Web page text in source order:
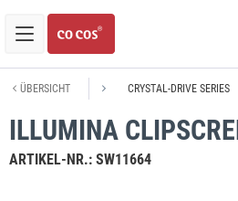
ÜBERSICHT CRYSTAL-DRIVE SERIES
ILLUMINA
ARTIKEL-NR.: SW11664